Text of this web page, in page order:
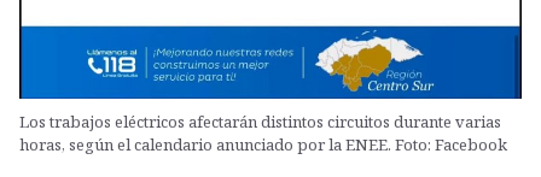
Los trabajos eléctricos afectarán distintos circuitos durante varias
horas, según el calendario anunciado por la ENEE. Foto: Facebook